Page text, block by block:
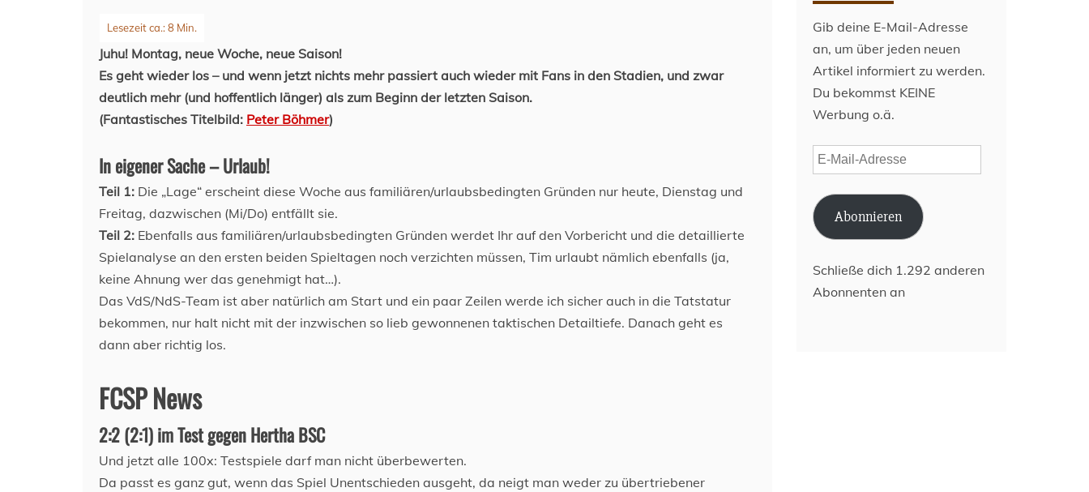
Juhu! Montag, neue Woche, neue Saison!
Es geht wieder los – und wenn jetzt nichts mehr passiert auch wieder mit Fans in den Stadien, und zwar
deutlich mehr (und hoffentlich länger) als zum Beginn der letzten Saison.
(Fantastisches Titelbild: Peter Böhmer)
In eigener Sache – Urlaub!
Teil 1: Die „Lage“ erscheint diese Woche aus familiären/urlaubsbedingten Gründen nur heute, Dienstag und
Freitag, dazwischen (Mi/Do) entfällt sie.
Teil 2: Ebenfalls aus familiären/urlaubsbedingten Gründen werdet Ihr auf den Vorbericht und die detaillierte
Spielanalyse an den ersten beiden Spieltagen noch verzichten müssen, Tim urlaubt nämlich ebenfalls (ja,
keine Ahnung wer das genehmigt hat…).
Das VdS/NdS-Team ist aber natürlich am Start und ein paar Zeilen werde ich sicher auch in die Tatstatur
bekommen, nur halt nicht mit der inzwischen so lieb gewonnenen taktischen Detailtiefe. Danach geht es
dann aber richtig los.
FCSP News
2:2 (2:1) im Test gegen Hertha BSC
Und jetzt alle 100x: Testspiele darf man nicht überbewerten.
Da passt es ganz gut, wenn das Spiel Unentschieden ausgeht, da neigt man weder zu übertriebener
Gib deine E-Mail-Adresse
an, um über jeden neuen
Artikel informiert zu werden.
Du bekommst KEINE
Werbung o.ä.
E-
Mail-
Adresse
Abonnieren
Schließe dich 1.292 anderen
Abonnenten an